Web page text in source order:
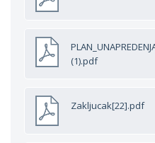
(1).pdf
Zakljucak[22].pdf